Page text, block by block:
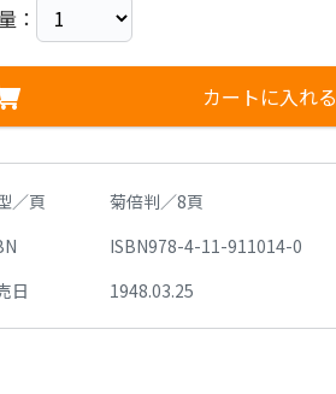
：
カートに入れる
／頁 菊倍判／8頁
ISBN978-4-11-911014-0
日
1948.03.25